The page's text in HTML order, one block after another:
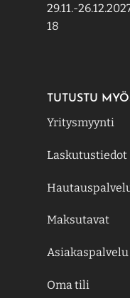
29.11.-
18
TUTUSTU
Yritysmyynti
Laskutustiedot
Maksutavat
Asiakaspalvelu
Oma tili